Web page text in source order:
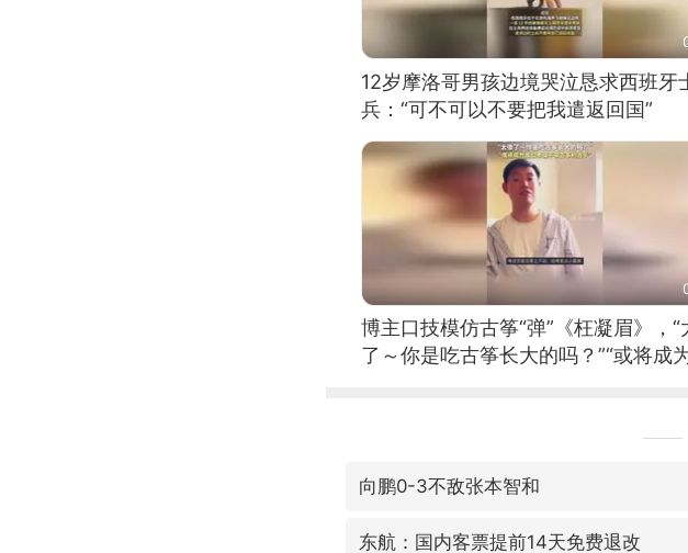
12岁摩洛哥男孩边境哭泣恳求西班牙
兵：“可不可以不要把我遣返回国”
博主口技模仿古筝“弹”《枉凝眉》，“
了～你是吃古筝长大的吗？”“或将成
向鹏0-3不敌张本智和
东航：国内客票提前14天免费退改